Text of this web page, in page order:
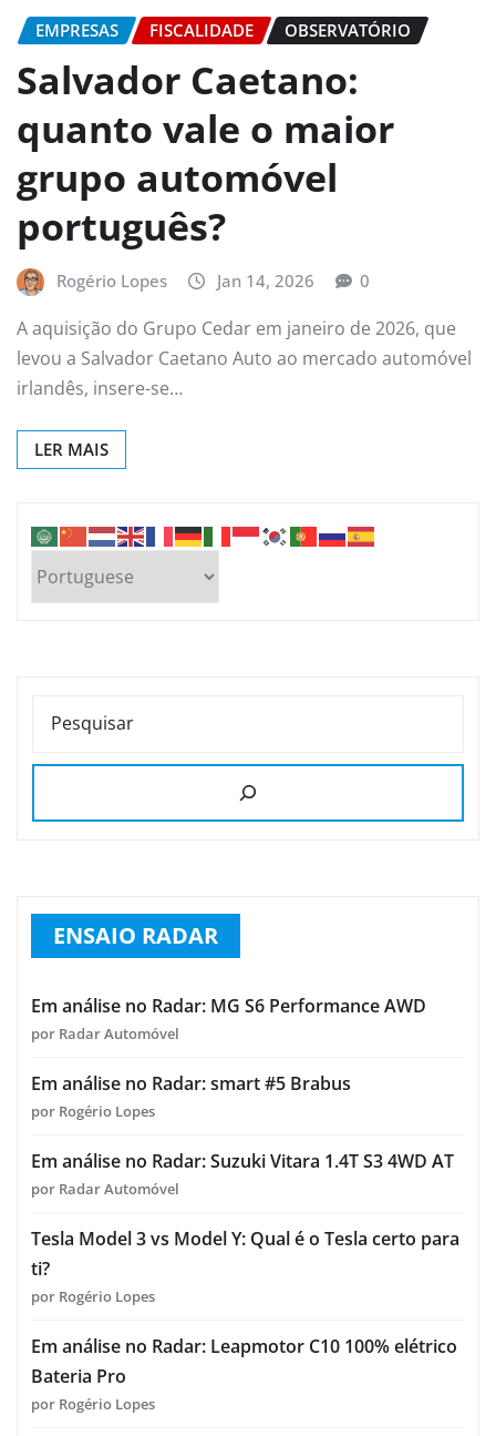
EMPRESAS FISCALIDADE OBSERVATÓRIO
Salvador Caetano:
quanto vale o maior
grupo automóvel
português?
Rogério Lopes Jan 14, 2026 0
A aquisição do Grupo Cedar em janeiro de 2026, que
levou a Salvador Caetano Auto ao mercado automóvel
irlandês, insere-se…
LER MAIS
PESQUISAR
ENSAIO RADAR
Em análise no Radar: MG S6 Performance AWD
por Radar Automóvel
Em análise no Radar: smart #5 Brabus
por Rogério Lopes
Em análise no Radar: Suzuki Vitara 1.4T S3 4WD AT
por Radar Automóvel
Tesla Model 3 vs Model Y: Qual é o Tesla certo para
ti?
por Rogério Lopes
Em análise no Radar: Leapmotor C10 100% elétrico
Bateria Pro
por Rogério Lopes